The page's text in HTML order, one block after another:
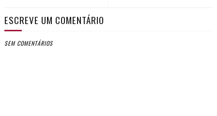
ESCREVE UM COMENTÁRIO
SEM COMENTÁRIOS